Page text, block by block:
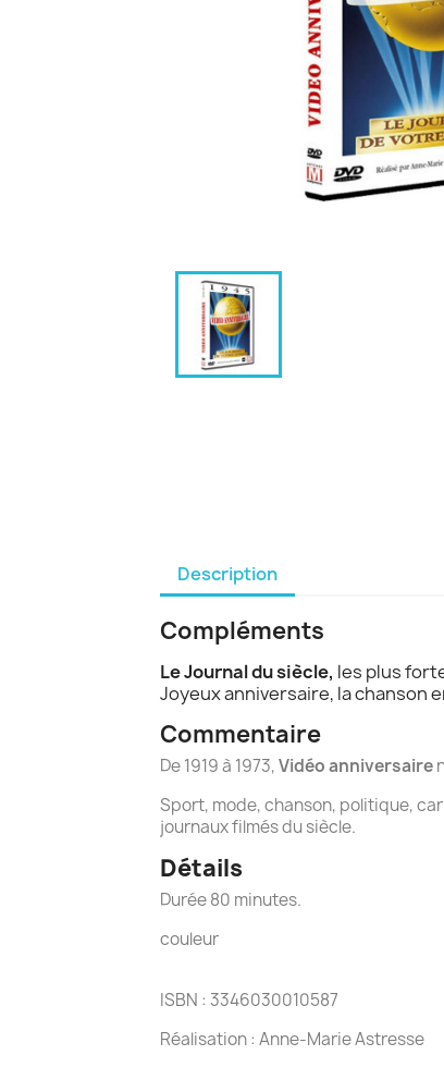
Description
Compléments
Le Journal du siècle, les plus
Joyeux anniversaire, la chanson
Commentaire
De 1919 à 1973,Vidéo anniversaire
Sport, mode, chanson, politique,
journaux filmés du siècle.
Détails
Durée 80 minutes.
couleur
ISBN : 3346030010587
Réalisation : Anne-Marie Astresse